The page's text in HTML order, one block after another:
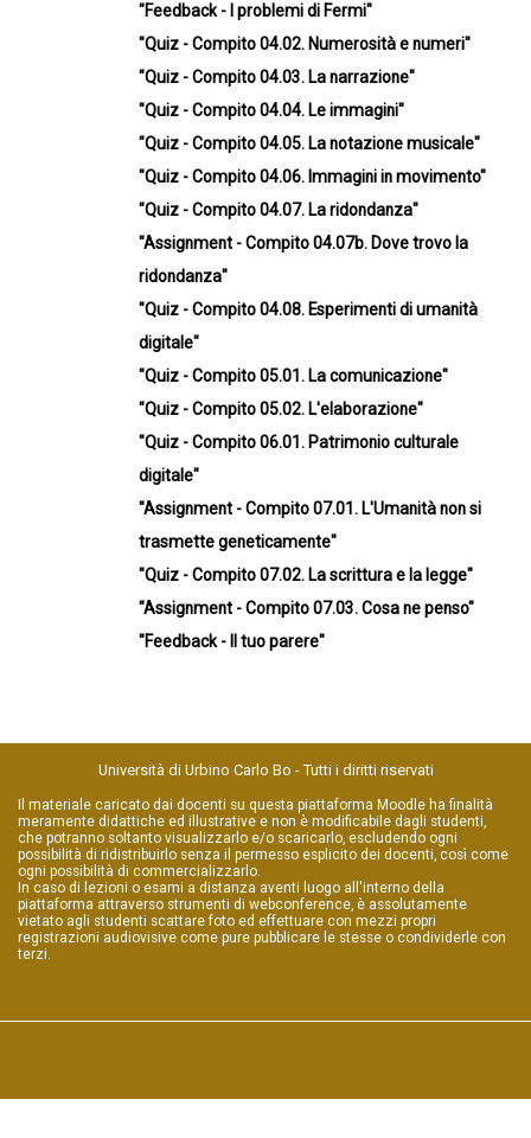
"Feedback - I problemi di Fermi"
"Quiz - Compito 04.02. Numerosità e numeri"
"Quiz - Compito 04.03. La narrazione"
"Quiz - Compito 04.04. Le immagini"
"Quiz - Compito 04.05. La notazione musicale"
"Quiz - Compito 04.06. Immagini in movimento"
"Quiz - Compito 04.07. La ridondanza"
"Assignment - Compito 04.07b. Dove trovo la
ridondanza"
"Quiz - Compito 04.08. Esperimenti di umanità
digitale"
"Quiz - Compito 05.01. La comunicazione"
"Quiz - Compito 05.02. L'elaborazione"
"Quiz - Compito 06.01. Patrimonio culturale
digitale"
"Assignment - Compito 07.01. L'Umanità non si
trasmette geneticamente"
"Quiz - Compito 07.02. La scrittura e la legge"
"Assignment - Compito 07.03. Cosa ne penso"
"Feedback - Il tuo parere"
Università di Urbino Carlo Bo - Tutti i diritti riservati
Il materiale caricato dai docenti su questa piattaforma Moodle ha finalità
meramente didattiche ed illustrative e non è modificabile dagli studenti,
che potranno soltanto visualizzarlo e/o scaricarlo, escludendo ogni
possibilità di ridistribuirlo senza il permesso esplicito dei docenti, così come
ogni possibilità di commercializzarlo.
In caso di lezioni o esami a distanza aventi luogo all'interno della
piattaforma attraverso strumenti di webconference, è assolutamente
vietato agli studenti scattare foto ed effettuare con mezzi propri
registrazioni audiovisive come pure pubblicare le stesse o condividerle con
terzi.